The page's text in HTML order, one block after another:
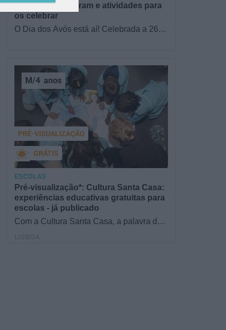
avós nos ensinaram e atividades para
os celebrar
O Dia dos Avós está aí! Celebrada a 26
Pré-visualização*: Cultura Santa Casa:
experiências educativas gratuitas para
escolas - já publicado
Com a Cultura Santa Casa, a palavra de
M/4 anos
GRÁTIS
PRÉ-VISUALIZAÇÃO
ESCOLAS